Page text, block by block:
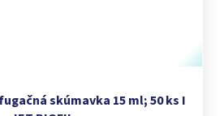
skúmavka 15 ml; 50 ks I